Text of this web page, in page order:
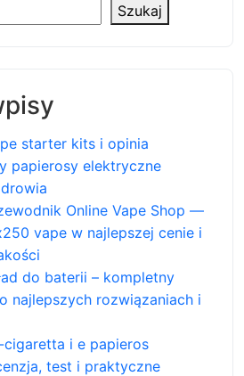
Szukaj
starter kits i opinia
papierosy elektryczne
Online Vape Shop —
vape w najlepszej cenie i
do baterii – kompletny
najlepszych rozwiązaniach i
cigaretta i e papieros
test i praktyczne